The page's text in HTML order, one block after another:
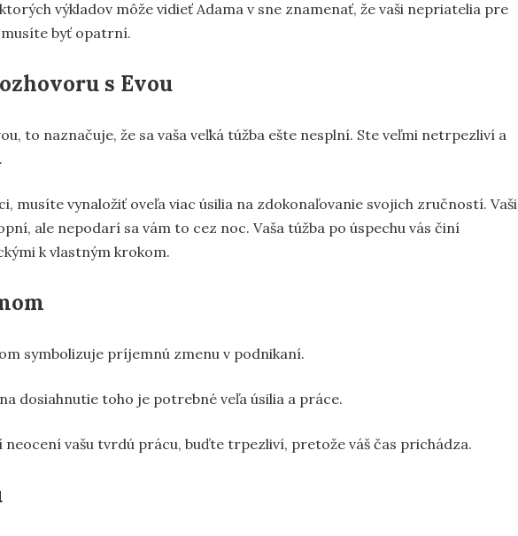
výkladov môže vidieť Adama v sne znamenať, že vaši nepriatelia pre
byť opatrní.
s Evou
to naznačuje, že sa vaša veľká túžba ešte nesplní. Ste veľmi netrpezliví a
musíte vynaložiť oveľa viac úsilia na zdokonaľovanie svojich zručností. Vaši
ale nepodarí sa vám to cez noc. Vaša túžba po úspechu vás činí
k vlastným krokom.
symbolizuje príjemnú zmenu v podnikaní.
dosiahnutie toho je potrebné veľa úsilia a práce.
neocení vašu tvrdú prácu, buďte trpezliví, pretože váš čas prichádza.